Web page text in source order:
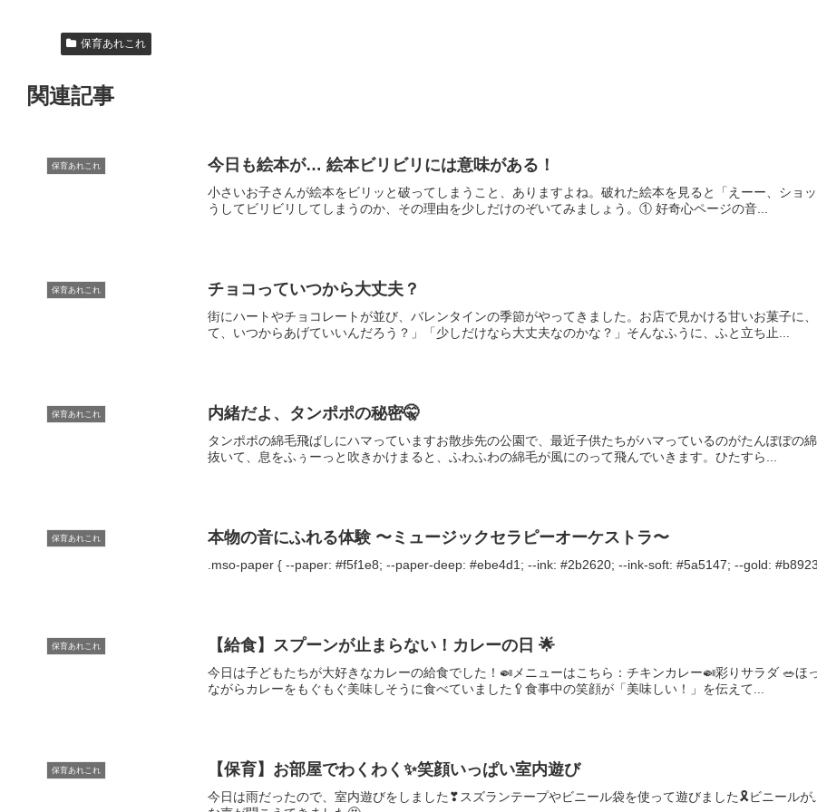
保育あれこれ
関連記事
保育あれこれ 今日も絵本が… 絵本ビリビリには意味がある！
小さいお子さんが絵本をビリッと破ってしまうこと、ありますよね。破れた絵本を見ると「えーー、ショ
うしてビリビリしてしまうのか、その理由を少しだけのぞいてみましょう。① 好奇心ページの音...
保育あれこれ チョコっていつから大丈夫？
街にハートやチョコレートが並び、バレンタインの季節がやってきました。お店で見かける甘いお菓子に
て、いつからあげていいんだろう？」「少しだけなら大丈夫なのかな？」そんなふうに、ふと立ち止...
保育あれこれ 内緒だよ、タンポポの秘密🤫
タンポポの綿毛飛ばしにハマっていますお散歩先の公園で、最近子供たちがハマっているのがたんぽぽの
抜いて、息をふぅーっと吹きかけまると、ふわふわの綿毛が風にのって飛んでいきます。ひたすら...
保育あれこれ 本物の音にふれる体験 〜ミュージックセラピーオーケストラ〜
.mso-paper { --paper: #f5f1e8; --paper-deep: #ebe4d1; --ink: #2b2620; --ink-soft: #5a5147; --gold:
保育あれこれ 【給食】スプーンが止まらない！カレーの日 🌟
今日は子どもたちが大好きなカレーの給食でした！🍛メニューはこちら：チキンカレー🍛彩りサラダ 🥗
ながらカレーをもぐもぐ美味しそうに食べていました🥄食事中の笑顔が「美味しい！」を伝えて...
保育あれこれ 【保育】お部屋でわくわく✨笑顔いっぱい室内遊び
今日は雨だったので、室内遊びをしました❣スズランテープやビニール袋を使って遊びました🎗ビニール